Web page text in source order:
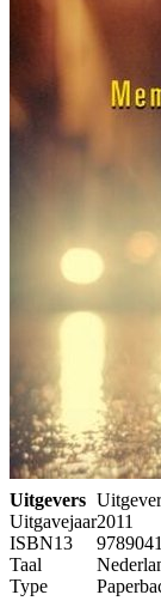
Uitgevers
Uitgavejaar2011
ISBN13
Taal
Type